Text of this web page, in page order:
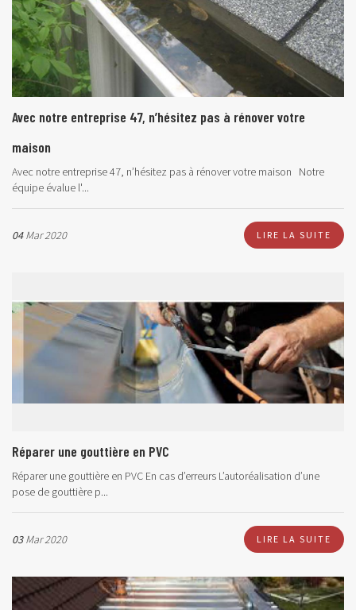
Avec notre entreprise 47, n’hésitez pas à rénover votre
maison
Avec notre entreprise 47, n’hésitez pas à rénover votre maison Notre
équipe évalue l'...
04Mar 2020 LIRE LA SUITE
Réparer une gouttière en PVC
Réparer une gouttière en PVC En cas d’erreurs L’autoréalisation d’une
pose de gouttière p...
03Mar 2020 LIRE LA SUITE